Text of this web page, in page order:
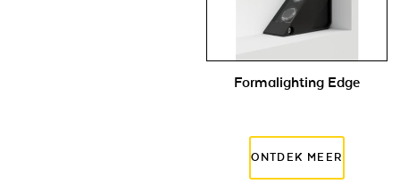
Formalighting Edge